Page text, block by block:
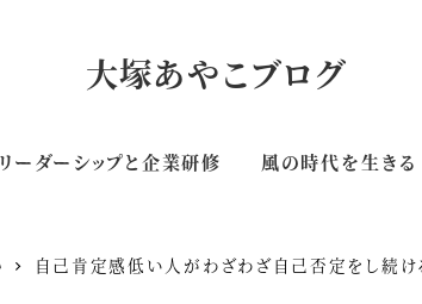
大塚あやこブログ
リーダーシップと企業研修 風の時代を生きる
自己肯定感低い人がわざわざ自己否定をし続け